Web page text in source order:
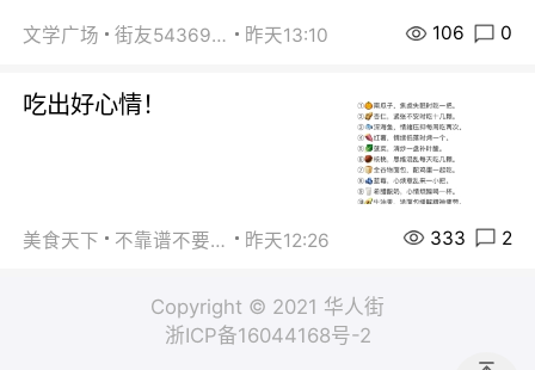
文学广场 街友54369822 昨天13:10 106 0
吃出好心情！
美食天下 不靠谱不要联系 昨天12:26 333 2
Copyright © 2021 华人街
浙ICP备16044168号-2